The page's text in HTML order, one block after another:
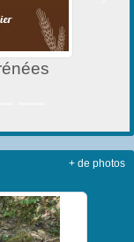
+ de photos